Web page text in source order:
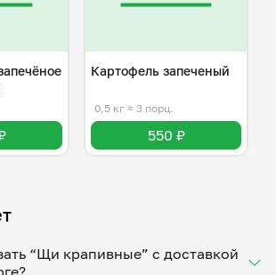
Картофель запеченый
0,5 кг ≈ 3 порц.
550 ₽
“Щи крапивные” с доставкой